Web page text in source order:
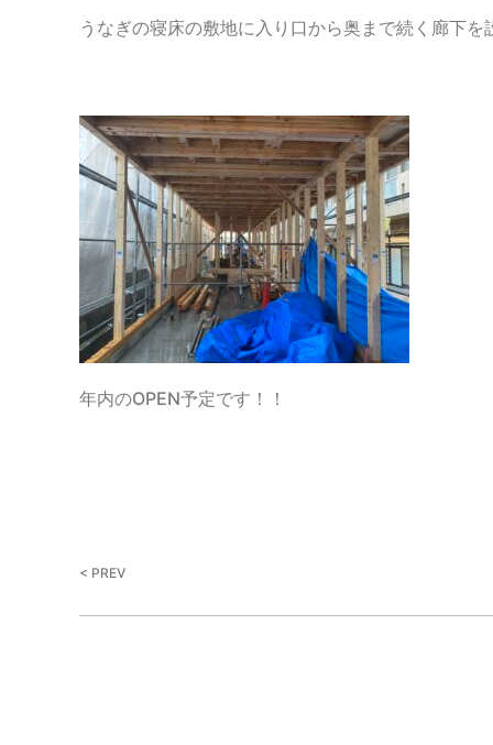
うなぎの寝床の敷地に入り口から奥まで続く廊下を
年内のOPEN予定です！！
< PREV